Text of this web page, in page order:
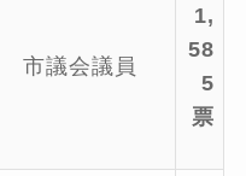
市議会議員
1,
58
5
票